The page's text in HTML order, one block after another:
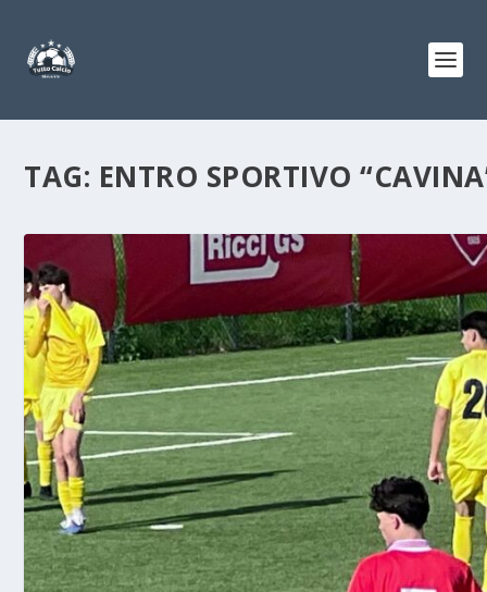
TAG: ENTRO SPORTIVO